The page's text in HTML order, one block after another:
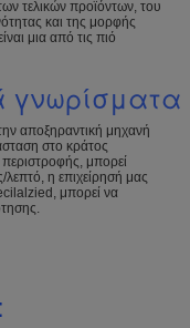
τελικών προϊόντων, του
και της μορφής
μια από τις πιό
γνωρίσματα
αποξηραντική μηχανή
στο κράτος
μπορεί
η επιχείρησή μας
μπορεί να